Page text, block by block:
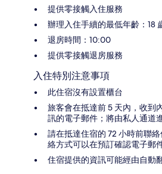
提供零接觸入住服務
辦理入住手續的最低年齡：18
退房時間：10:00
提供零接觸退房服務
入住特別注意事項
此住宿沒有設置櫃台
旅客會在抵達前 5 天內，收到
訊的電子郵件；將由私人通道
請在抵達住宿的 72 小時前聯
絡方式可以在預訂確認電子郵
住宿提供的資訊可能經由自動